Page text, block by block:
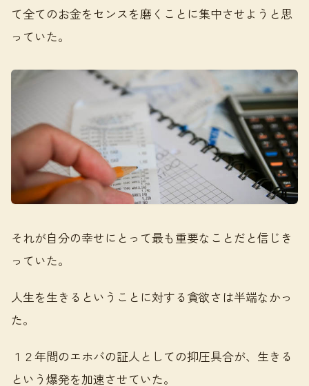
て全てのお金をセンスを磨くことに集中させようと思
っていた。
それが自分の幸せにとって最も重要なことだと信じき
っていた。
人生を生きるということに対する貪欲さは半端なかっ
た。
１２年間のエホバの証人としての抑圧具合が、生きる
という爆発を加速させていた。